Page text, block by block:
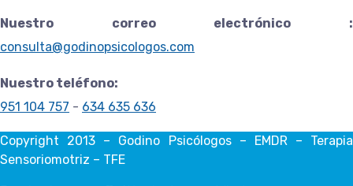
Nuestro correo electrónico :
consulta@godinopsicologos.com
Nuestro teléfono:
951 104 757 - 634 635 636
Copyright 2013 – Godino Psicólogos – EMDR – Terapia
Sensoriomotriz – TFE